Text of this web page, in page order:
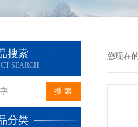
搜索
SEARCH
分类
您现在